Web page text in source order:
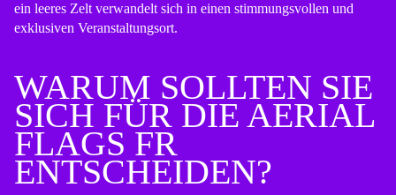
ein leeres Zelt verwandelt sich in einen stimmungsvollen und
exklusiven Veranstaltungsort.
WARUM SOLLTEN SIE
SICH FÜR DIE AERIAL
FLAGS FR
ENTSCHEIDEN?